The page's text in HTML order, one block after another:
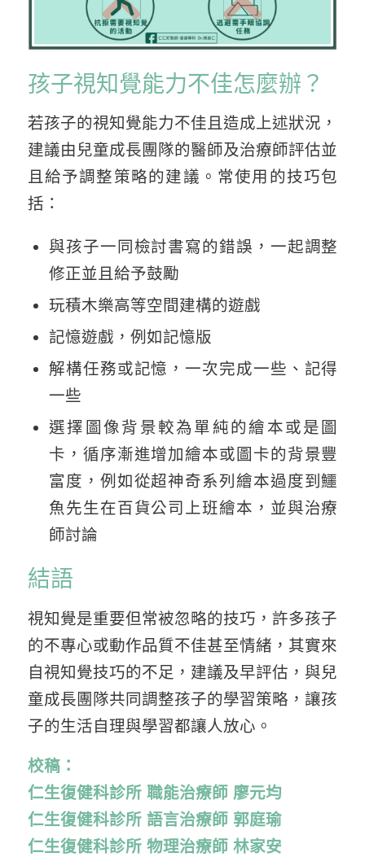
孩子視知覺能力不佳怎麼辦？
若孩子的視知覺能力不佳且造成上述狀況，
建議由兒童成長團隊的醫師及治療師評估並
且給予調整策略的建議。常使用的技巧包
括：
與孩子一同檢討書寫的錯誤，一起調整
修正並且給予鼓勵
玩積木樂高等空間建構的遊戲
記憶遊戲，例如記憶版
解構任務或記憶，一次完成一些、記得
一些
選擇圖像背景較為單純的繪本或是圖
卡，循序漸進增加繪本或圖卡的背景豐
富度，例如從超神奇系列繪本過度到鱷
魚先生在百貨公司上班繪本，並與治療
師討論
結語
視知覺是重要但常被忽略的技巧，許多孩子
的不專心或動作品質不佳甚至情緒，其實來
自視知覺技巧的不足，建議及早評估，與兒
童成長團隊共同調整孩子的學習策略，讓孩
子的生活自理與學習都讓人放心。
校稿：
仁生復健科診所 職能治療師 廖元均
仁生復健科診所 語言治療師 郭庭瑜
仁生復健科診所 物理治療師 林家安